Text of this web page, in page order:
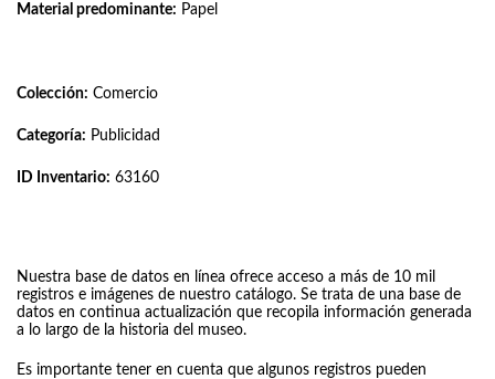
Material predominante: Papel
Colección: Comercio
Categoría: Publicidad
ID Inventario: 63160
Nuestra base de datos en línea ofrece acceso a más de 10 mil
registros e imágenes de nuestro catálogo. Se trata de una base de
datos en continua actualización que recopila información generada
a lo largo de la historia del museo.
Es importante tener en cuenta que algunos registros pueden